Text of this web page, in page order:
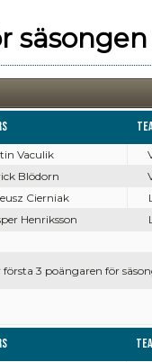
Vaculik
Blödorn
Cierniak
Henriksson
3 poängaren för